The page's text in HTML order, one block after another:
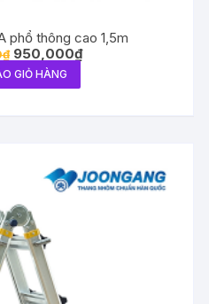
phổ thông cao 1,5m
₫ 950,000₫
GIỎ HÀNG